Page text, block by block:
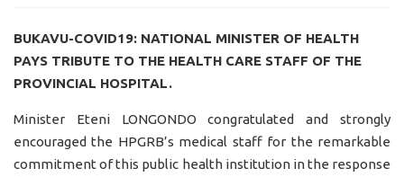
BUKAVU-COVID19: NATIONAL MINISTER OF HEALTH
PAYS TRIBUTE TO THE HEALTH CARE STAFF OF THE
PROVINCIAL HOSPITAL.
Minister Eteni LONGONDO congratulated and strongly
encouraged the HPGRB’s medical staff for the remarkable
commitment of this public health institution in the response